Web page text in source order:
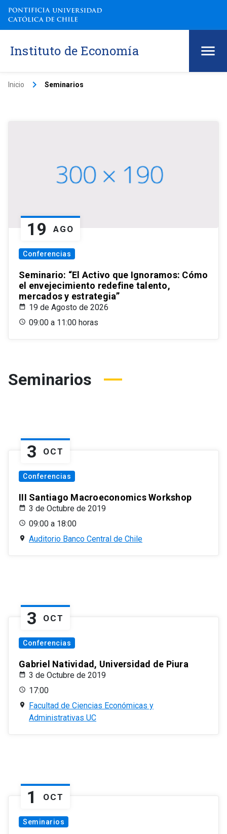
Instituto de Economía
Inicio keyboard_arrow_right Seminarios
19 AGO
Conferencias
Seminario: “El Activo que Ignoramos: Cómo
el envejecimiento redefine talento,
mercados y estrategia”
19 de Agosto de 2026
09:00 a 11:00 horas
Seminarios
3 OCT
Conferencias
III Santiago Macroeconomics Workshop
3 de Octubre de 2019
09:00 a 18:00
Auditorio Banco Central de Chile
3 OCT
Conferencias
Gabriel Natividad, Universidad de Piura
3 de Octubre de 2019
17:00
Facultad de Ciencias Económicas y
Administrativas UC
1 OCT
Seminarios